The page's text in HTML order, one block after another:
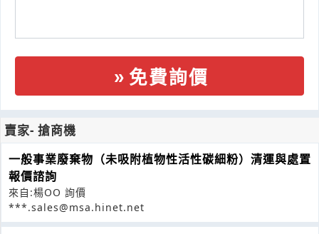
免費詢價
賣家- 搶商機
一般事業廢棄物（未吸附植物性活性碳細粉）清運與處置
報價諮詢
來自:楊OO 詢價
***.sales@msa.hinet.net